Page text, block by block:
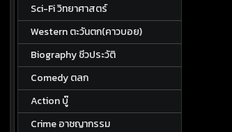
Sci-Fi วิทยาศาสตร์
Western ตะวันตก(คาวบอย)
Biography ชีวประวัติ
Comedy ตลก
Action บู๊
Crime อาชญากรรม